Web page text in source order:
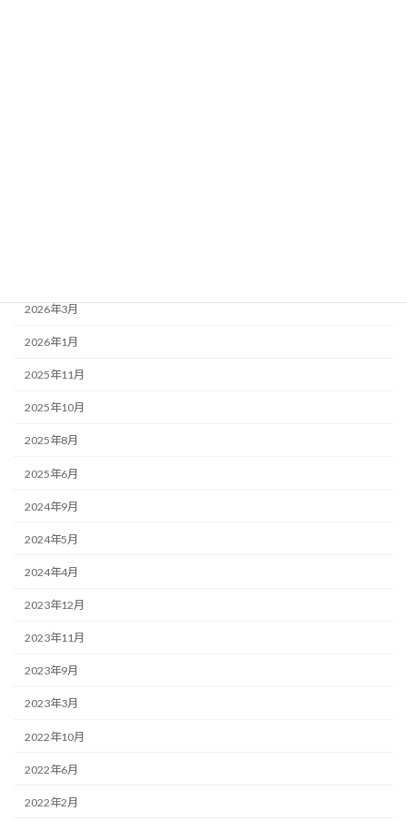
2026年3月
2026年1月
2025年11月
2025年10月
2025年8月
2025年6月
2024年9月
2024年5月
2024年4月
2023年12月
2023年11月
2023年9月
2023年3月
2022年10月
2022年6月
2022年2月